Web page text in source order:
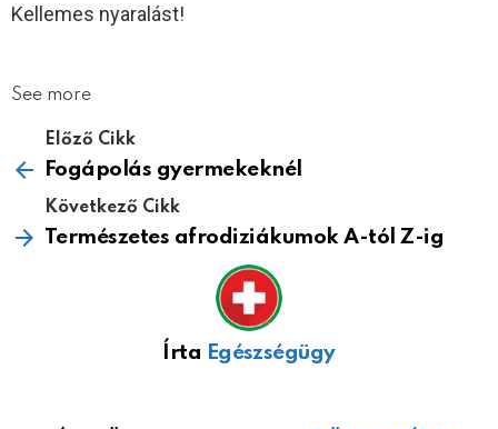
Kellemes nyaralást!
See more
Előző Cikk
Fogápolás gyermekeknél
Következő Cikk
Természetes afrodiziákumok A-tól Z-ig
Írta Egészségügy